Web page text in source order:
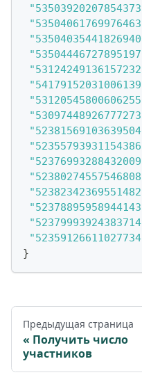
}
Предыдущая страница
Получить число
участников